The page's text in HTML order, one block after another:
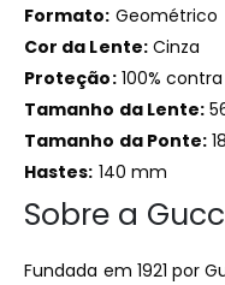
Formato: Geométrico
Cor da Lente: Cinza
Proteção: 100%
Tamanho da Lente:
Tamanho da Ponte:
Hastes: 140 mm​
Sobre a
Fundada em 1921 por